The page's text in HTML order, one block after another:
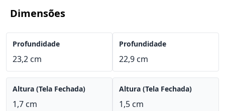
Dimensões
Profundidade
23,2 cm
Altura (Tela Fechada)
1,7 cm
Profundidade
22,9 cm
Altura (Tela Fechada)
1,5 cm